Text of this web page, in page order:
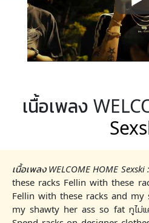
เนื้อเพลง
เนื้อเพลง WELCOME HOME
these racks Fellin with these
Fellin with these racks and
my shawty her ass so fat กูไม่